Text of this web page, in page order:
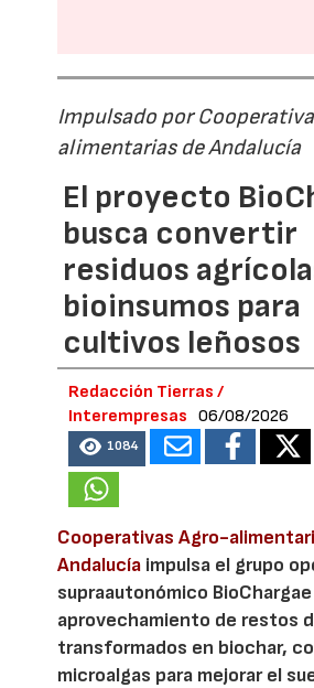
Impulsado por
alimentarias de Andalucía
El proyecto
busca convertir
residuos
bioinsumos para
cultivos leñosos
Redacción Tierras /
Interempresas
06/08/2026
1084
Cooperativas Agro-
Andalucía impulsa el grupo
supraautonómico
aprovechamiento de restos
transformados en biochar,
microalgas para mejorar el